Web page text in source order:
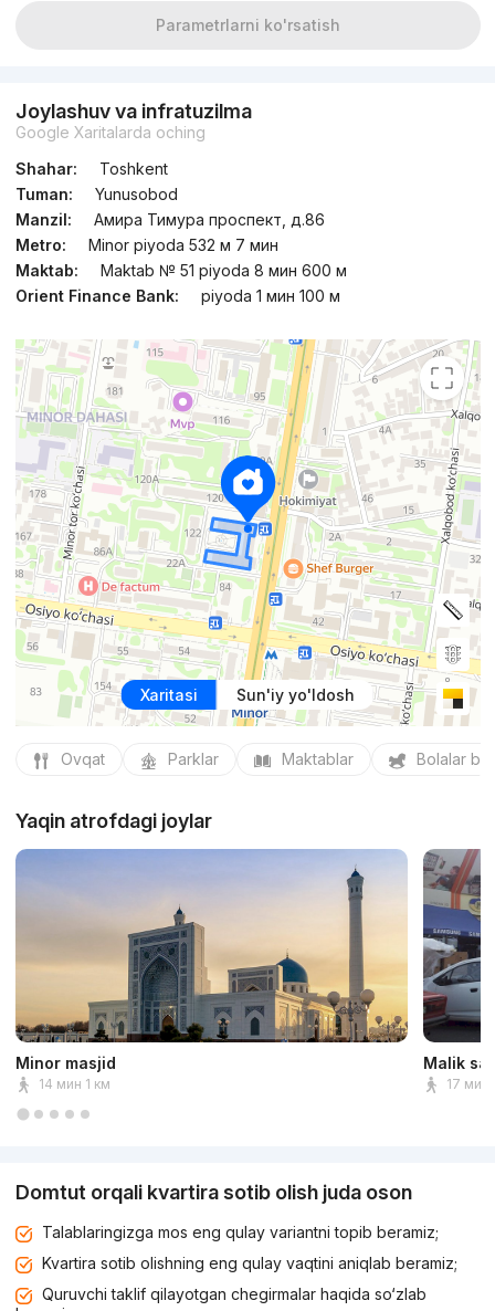
Parametrlarni ko'rsatish
Joylashuv va infratuzilma
Google Xaritalarda oching
Shahar:
Toshkent
Tuman:
Yunusobod
Manzil:
Амира Тимура проспект, д.86
Metro:
Minor piyoda 532 м 7 мин
Maktab:
Maktab № 51 piyoda 8 мин 600 м
Orient Finance Bank:
piyoda 1 мин 100 м
Xaritasi Sun'iy yo'ldosh
Ovqat Parklar Maktablar Bolalar
Yaqin atrofdagi joylar
Minor masjid
14 мин 1 км
Malik
17 мин
Domtut orqali kvartira sotib olish juda oson
Talablaringizga mos eng qulay variantni topib beramiz;
Kvartira sotib olishning eng qulay vaqtini aniqlab beramiz;
Quruvchi taklif qilayotgan chegirmalar haqida so‘zlab